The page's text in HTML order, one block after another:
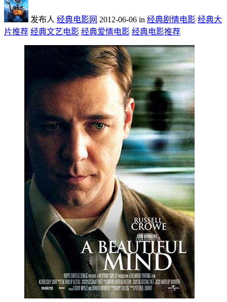
发布人 经典电影网 2012-06-06 in 经典剧情电影 经典大
片推荐 经典文艺电影 经典爱情电影 经典电影推荐